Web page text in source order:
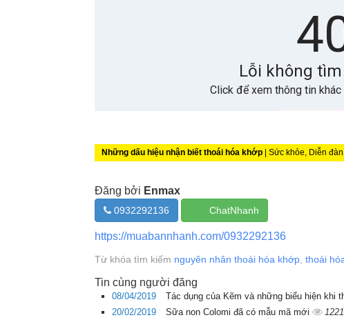
Những dấu hiệu nhận biết thoái hóa khớp | Sức khỏe, Diễn
Đăng bởi Enmax
0932292136 ChatNhanh
https://muabannhanh.com/0932292136
Từ khóa tìm kiếm nguyên nhân thoái hóa khớp thoái
Tin cùng người đăng
08/04/2019 Tác dụng của Kẽm và những biểu hiện khi
20/02/2019
Sữa non Colomi đã có mẫu mã mới
1221